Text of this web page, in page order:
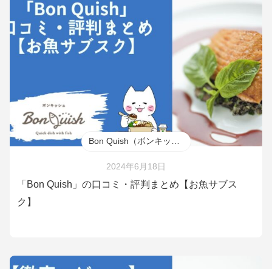
Bon Quish（ボンキッシュ）
2024年6月18日
「Bon Quish」の口コミ・評判まとめ【お魚サブス
ク】